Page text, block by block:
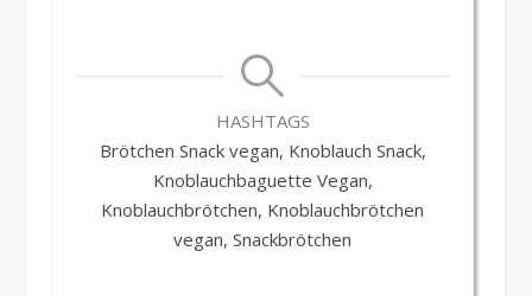
HASHTAGS
Brötchen Snack vegan, Knoblauch Snack,
Knoblauchbaguette Vegan,
Knoblauchbrötchen, Knoblauchbrötchen
vegan, Snackbrötchen